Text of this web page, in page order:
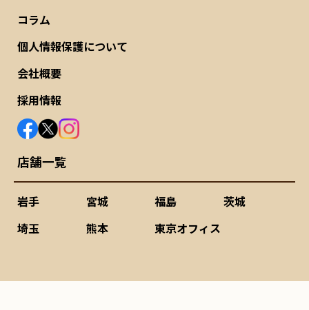
コラム
個人情報保護について
会社概要
採用情報
店舗一覧
岩手 宮城 福島
茨城
埼玉
熊本 東京オフィス